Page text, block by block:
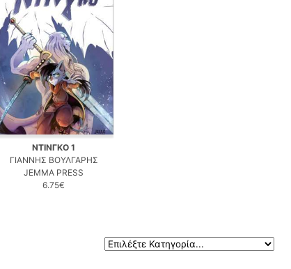
ΝΤΙΝΓΚΟ 1
ΓΙΑΝΝΗΣ ΒΟΥΛΓΑΡΗΣ
JEMMA PRESS
6.75€